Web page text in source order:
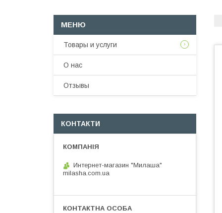
Товары и услуги
О нас
Отзывы
КОНТАКТИ
Интернет-магазин "Милаша"
milasha.com.ua